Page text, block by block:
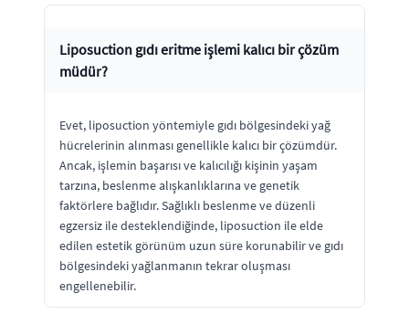
Liposuction gıdı eritme işlemi kalıcı bir çözüm
müdür?
Evet, liposuction yöntemiyle gıdı bölgesindeki yağ
hücrelerinin alınması genellikle kalıcı bir çözümdür.
Ancak, işlemin başarısı ve kalıcılığı kişinin yaşam
tarzına, beslenme alışkanlıklarına ve genetik
faktörlere bağlıdır. Sağlıklı beslenme ve düzenli
egzersiz ile desteklendiğinde, liposuction ile elde
edilen estetik görünüm uzun süre korunabilir ve gıdı
bölgesindeki yağlanmanın tekrar oluşması
engellenebilir.